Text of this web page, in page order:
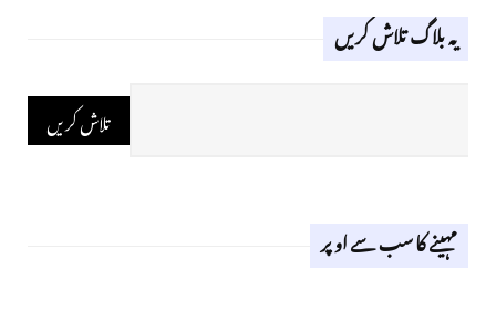
یہ بلاگ تلاش کریں
مہینے کا سب سے اوپر